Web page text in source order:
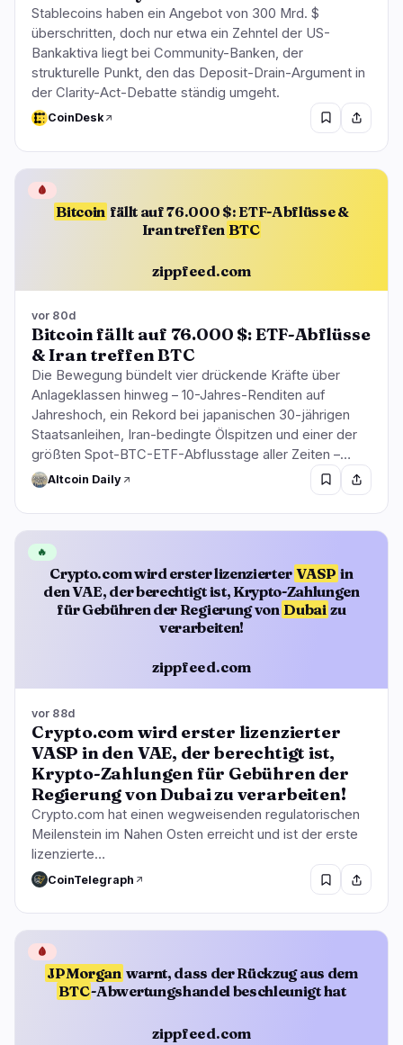
Stablecoins haben ein Angebot von 300 Mrd. $
überschritten, doch nur etwa ein Zehntel der US-
Bankaktiva liegt bei Community-Banken, der
strukturelle Punkt, den das Deposit-Drain-Argument in
der Clarity-Act-Debatte ständig umgeht.
CoinDesk
Bitcoin fällt auf 76.000 $: ETF-Abflüsse &
Iran treffen BTC
zippfeed.com
🩸
vor 80d
Bitcoin fällt auf 76.000 $: ETF-Abflüsse
& Iran treffen BTC
Die Bewegung bündelt vier drückende Kräfte über
Anlageklassen hinweg – 10-Jahres-Renditen auf
Jahreshoch, ein Rekord bei japanischen 30-jährigen
Staatsanleihen, Iran-bedingte Ölspitzen und einer der
größten Spot-BTC-ETF-Abflusstage aller Zeiten –…
Altcoin Daily
Crypto.com wird erster lizenzierter VASP in
den VAE, der berechtigt ist, Krypto-Zahlungen
für Gebühren der Regierung von Dubai zu
verarbeiten!
zippfeed.com
🔥
vor 88d
Crypto.com wird erster lizenzierter
VASP in den VAE, der berechtigt ist,
Krypto-Zahlungen für Gebühren der
Regierung von Dubai zu verarbeiten!
Crypto.com hat einen wegweisenden regulatorischen
Meilenstein im Nahen Osten erreicht und ist der erste
lizenzierte…
CoinTelegraph
JPMorgan warnt, dass der Rückzug aus dem
BTC-Abwertungshandel beschleunigt hat
zippfeed.com
🩸